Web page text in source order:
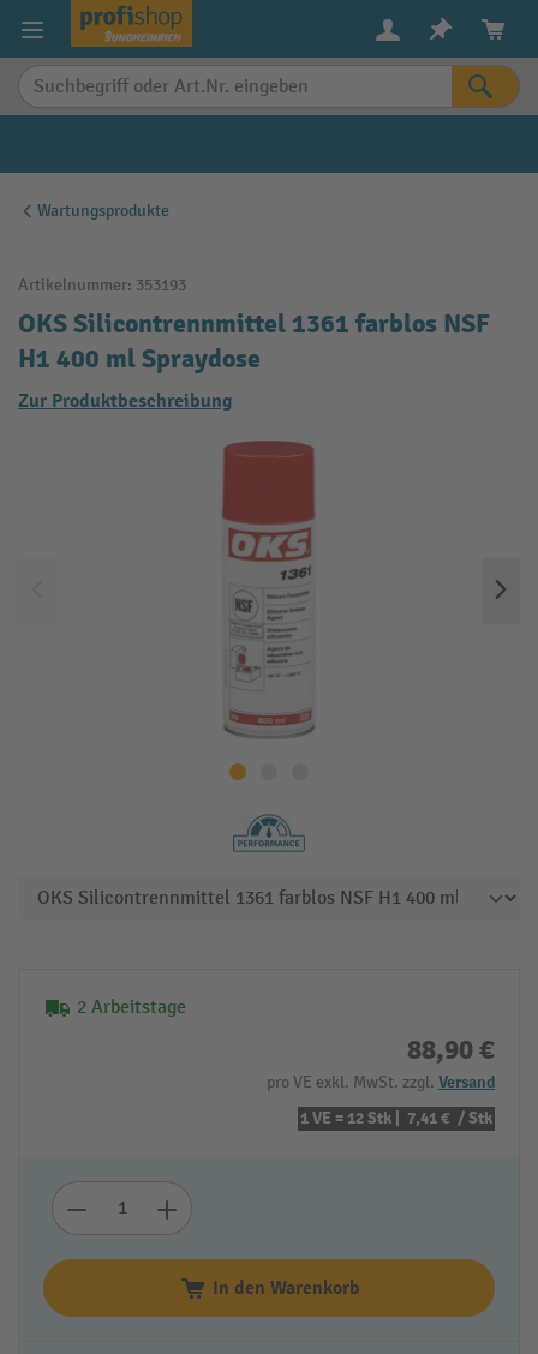
springen
Wartungsprodukte
Artikelnummer: 353193
OKS Silicontrennmittel 1361 farblos NSF
H1 400 ml Spraydose
Zur Produktbeschreibung
2 Arbeitstage
88,90 €
pro VE exkl. MwSt. zzgl. Versand
1 VE = 12 Stk | 7,41 € / Stk
In den Warenkorb